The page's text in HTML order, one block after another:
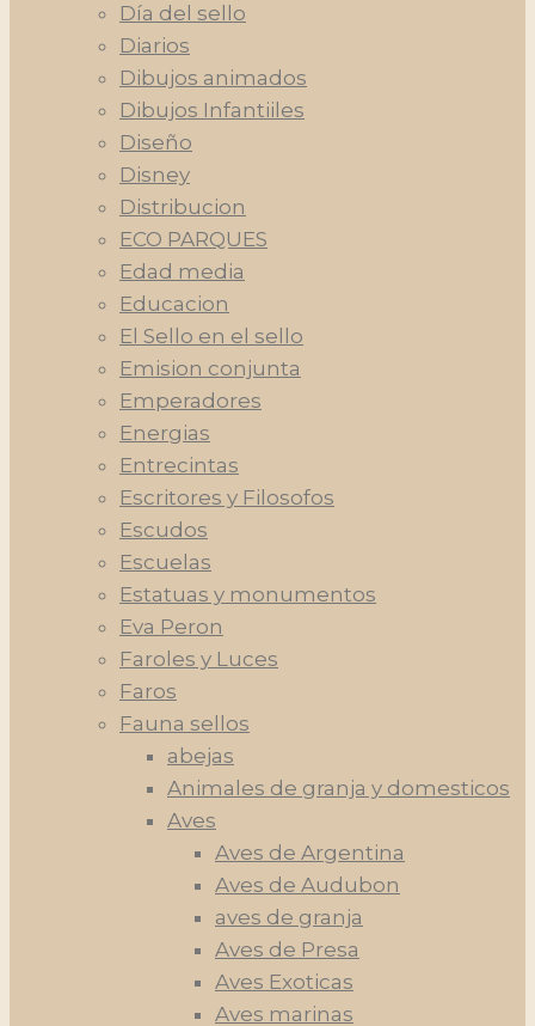
Día del sello
Diarios
Dibujos animados
Dibujos Infantiiles
Diseño
Disney
Distribucion
ECO PARQUES
Edad media
Educacion
El Sello en el sello
Emision conjunta
Emperadores
Energias
Entrecintas
Escritores y Filosofos
Escudos
Escuelas
Estatuas y monumentos
Eva Peron
Faroles y Luces
Faros
Fauna sellos
abejas
Animales de granja y domesticos
Aves
Aves de Argentina
Aves de Audubon
aves de granja
Aves de Presa
Aves Exoticas
Aves marinas